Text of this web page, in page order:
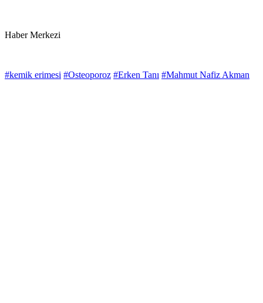
Haber Merkezi
#kemik erimesi #Osteoporoz #Erken Tanı #Mahmut Nafiz Akman